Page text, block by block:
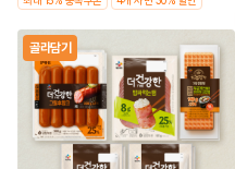
골라담기